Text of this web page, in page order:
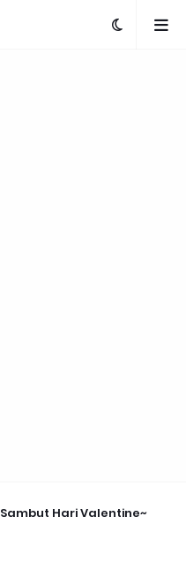
Sambut Hari Valentine~